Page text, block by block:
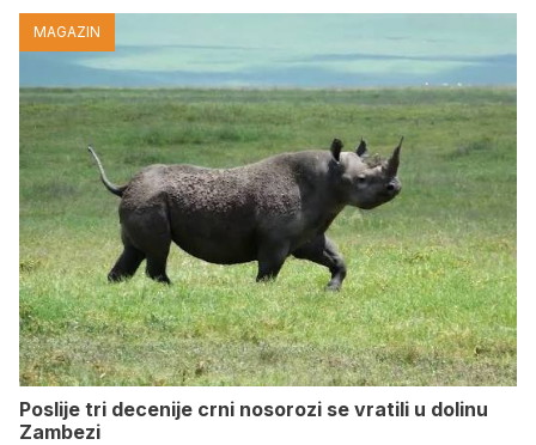
MAGAZIN
Poslije tri decenije crni nosorozi se vratili u dolinu
Zambezi